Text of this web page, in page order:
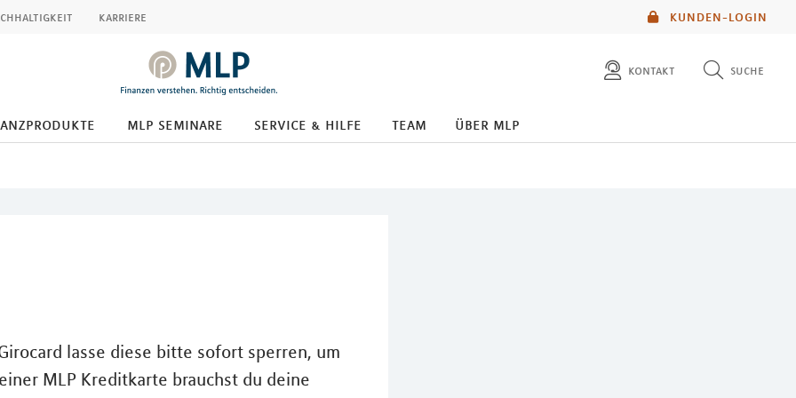
KUNDEN-LOGIN
karriere
kontakt suche
mlp seminare service & hilfe team über mlp
lasse diese bitte sofort sperren, um
MLP Kreditkarte brauchst du deine